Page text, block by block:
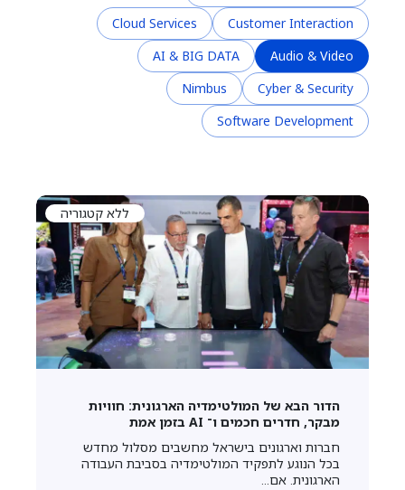
Customer Interaction
Cloud Services
Audio & Video
AI & BIG DATA
Cyber & Security
Nimbus
Software Development
ללא קטגוריה
הדור הבא של המולטימדיה הארגונית: חוויות
מבקר, חדרים חכמים ו־ AI בזמן אמת
חברות וארגונים בישראל מחשבים מסלול מחדש
בכל הנוגע לתפקיד המולטימדיה בסביבת העבודה
הארגונית. אם...